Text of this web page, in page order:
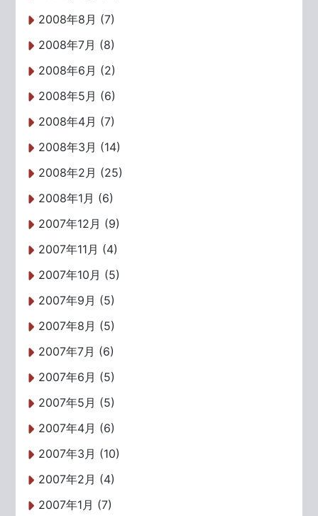
2008年8月 (7)
2008年7月 (8)
2008年6月 (2)
2008年5月 (6)
2008年4月 (7)
2008年3月 (14)
2008年2月 (25)
2008年1月 (6)
2007年12月 (9)
2007年11月 (4)
2007年10月 (5)
2007年9月 (5)
2007年8月 (5)
2007年7月 (6)
2007年6月 (5)
2007年5月 (5)
2007年4月 (6)
2007年3月 (10)
2007年2月 (4)
2007年1月 (7)